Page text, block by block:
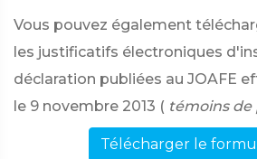
Vous pouvez également
les justificatifs électroniques
déclaration publiées au JOAFE
le 9 novembre 2013 ( témoins
Télécharger le